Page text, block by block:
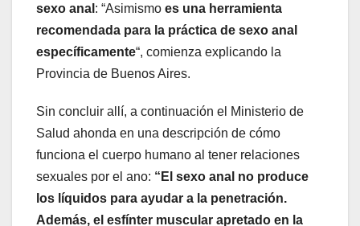
sexo anal : “Asimismo es una herramienta
recomendada para la práctica de sexo anal
específicamente“, comienza explicando la
Provincia de Buenos Aires.
Sin concluir allí, a continuación el Ministerio de
Salud ahonda en una descripción de cómo
funciona el cuerpo humano al tener relaciones
sexuales por el ano: “El sexo anal no produce
los líquidos para ayudar a la penetración.
Además, el esfínter muscular apretado en la